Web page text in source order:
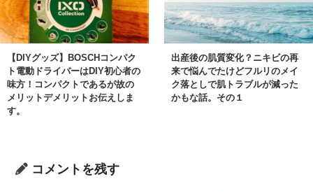
【DIYグッズ】BOSCHコンパク
ト電動ドライバーはDIY初心者の
味方！コンパクトであるが故の
メリットデメリットお伝えしま
す。
出産後の肌質変化？ニキビの再
来で悩んでたけどフルリのメイ
ク落としで肌トラブルが減った
かもな話。その１
コメントを残す